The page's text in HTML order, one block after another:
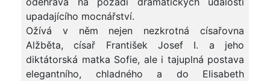
upadajícího mocnářství.
Ožívá v něm nejen nezkrotná císařovna
Alžběta, císař František Josef I. a jeho
diktátorská matka Sofie, ale i tajuplná postava
elegantního, chladného a do Elisabeth